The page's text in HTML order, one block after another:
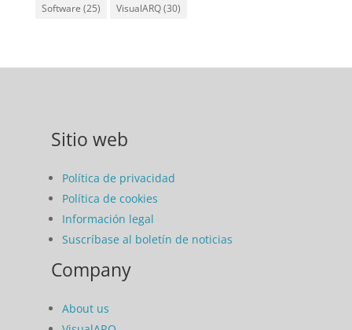
Software (25) VisualARQ(30)
Sitio web
Política de privacidad
Política de cookies
Información legal
Suscríbase al boletín de noticias
Company
About us